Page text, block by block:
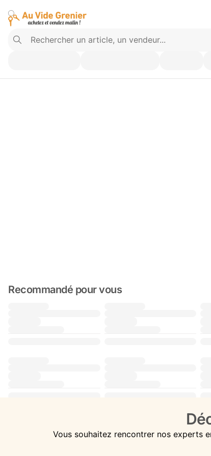
Recommandé pour vous
Vous souhaitez rencontrer nos experts